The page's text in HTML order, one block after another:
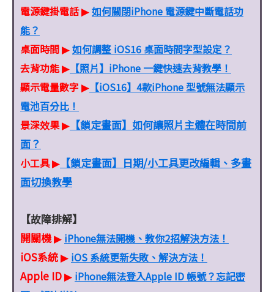
電源鍵掛電話▶如何關閉iPhone 電源鍵中斷電話功
能？
桌面時間▶如何調整 iOS16 桌面時間字型設定？
去背功能▶ 【照片】iPhone 一鍵快速去背教學！
顯示電量數字 ▶ 【iOS16】4款iPhone 型號無法顯示
電池百分比！
景深效果▶ 【鎖定畫面】如何讓照片主體在時間前
面？
小工具▶ 【鎖定畫面】日期/小工具更改編輯、多畫
面切換教學
【故障排解】
開關機▶ iPhone無法開機、教你2招解決方法！
iOS系統▶ iOS 系統更新失敗、解決方法！
Apple ID▶ iPhone無法登入Apple ID 帳號？忘記密